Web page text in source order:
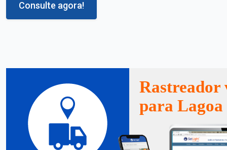
Consulte agora!
Rastreador
para Lagoa